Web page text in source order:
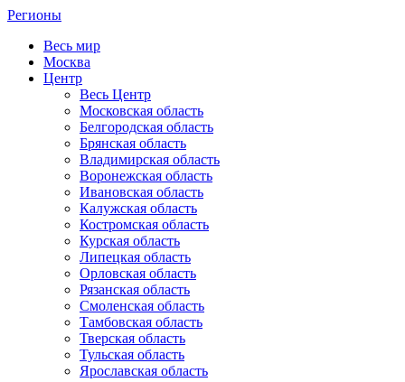
Регионы
Весь мир
Москва
Центр
Весь Центр
Московская область
Белгородская область
Брянская область
Владимирская область
Воронежская область
Ивановская область
Калужская область
Костромская область
Курская область
Липецкая область
Орловская область
Рязанская область
Смоленская область
Тамбовская область
Тверская область
Тульская область
Ярославская область